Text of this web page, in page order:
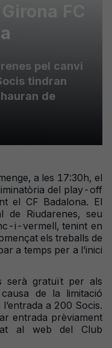
FC
pel canvi
tindran
de
a les 17:30h, el
del play-off
el CF Badalona. El
de Riudarenes, seu
i-vermell, tenint en
els treballs de
a temps per a l’inici
serà gratuït per als
de la limitació
a 200 Socis.
entrada prèviament
al web del Club